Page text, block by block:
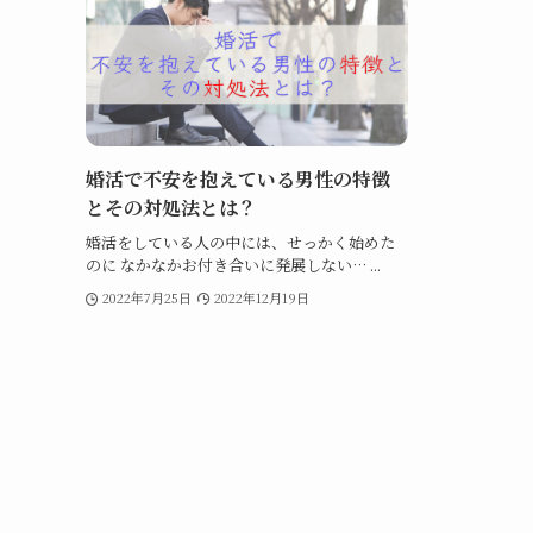
婚活で不安を抱えている男性の特徴
とその対処法とは？
婚活をしている人の中には、せっかく始めた
のに なかなかお付き合いに発展しない… ...
2022年7月25日 2022年12月19日